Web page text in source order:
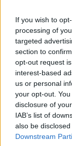
If you wish to
processing of
targeted
section to
opt-out request
interest-based
us or personal
your opt-out.
disclosure of
IAB’s list of
also be
Downstream
giocatore che
Non dovremo
in campo il
nei nostri
mese fa contro il
nostra
REDAZIONE
Twitter: